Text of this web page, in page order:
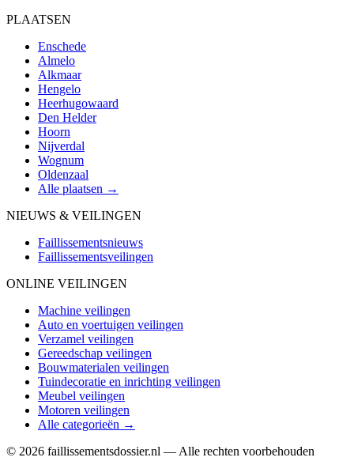
PLAATSEN
Enschede
Almelo
Alkmaar
Hengelo
Heerhugowaard
Den Helder
Hoorn
Nijverdal
Wognum
Oldenzaal
Alle plaatsen →
NIEUWS & VEILINGEN
Faillissementsnieuws
Faillissementsveilingen
ONLINE VEILINGEN
Machine veilingen
Auto en voertuigen veilingen
Verzamel veilingen
Gereedschap veilingen
Bouwmaterialen veilingen
Tuindecoratie en inrichting veilingen
Meubel veilingen
Motoren veilingen
Alle categorieën →
© 2026 faillissementsdossier.nl — Alle rechten voorbehouden